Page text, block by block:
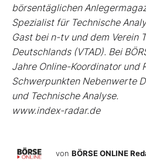
börsentäglichen
Spezialist für Technische
Gast bei n-tv und dem Verein
Deutschlands (VTAD). Bei
Jahre Online-Koordinator und
Schwerpunkten Nebenwerte
und Technische Analyse.
www.index-radar.de
von BÖRSE ONLINE